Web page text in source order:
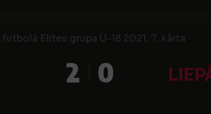
Elites grupa U-18 2021, 7. kārta
2 0